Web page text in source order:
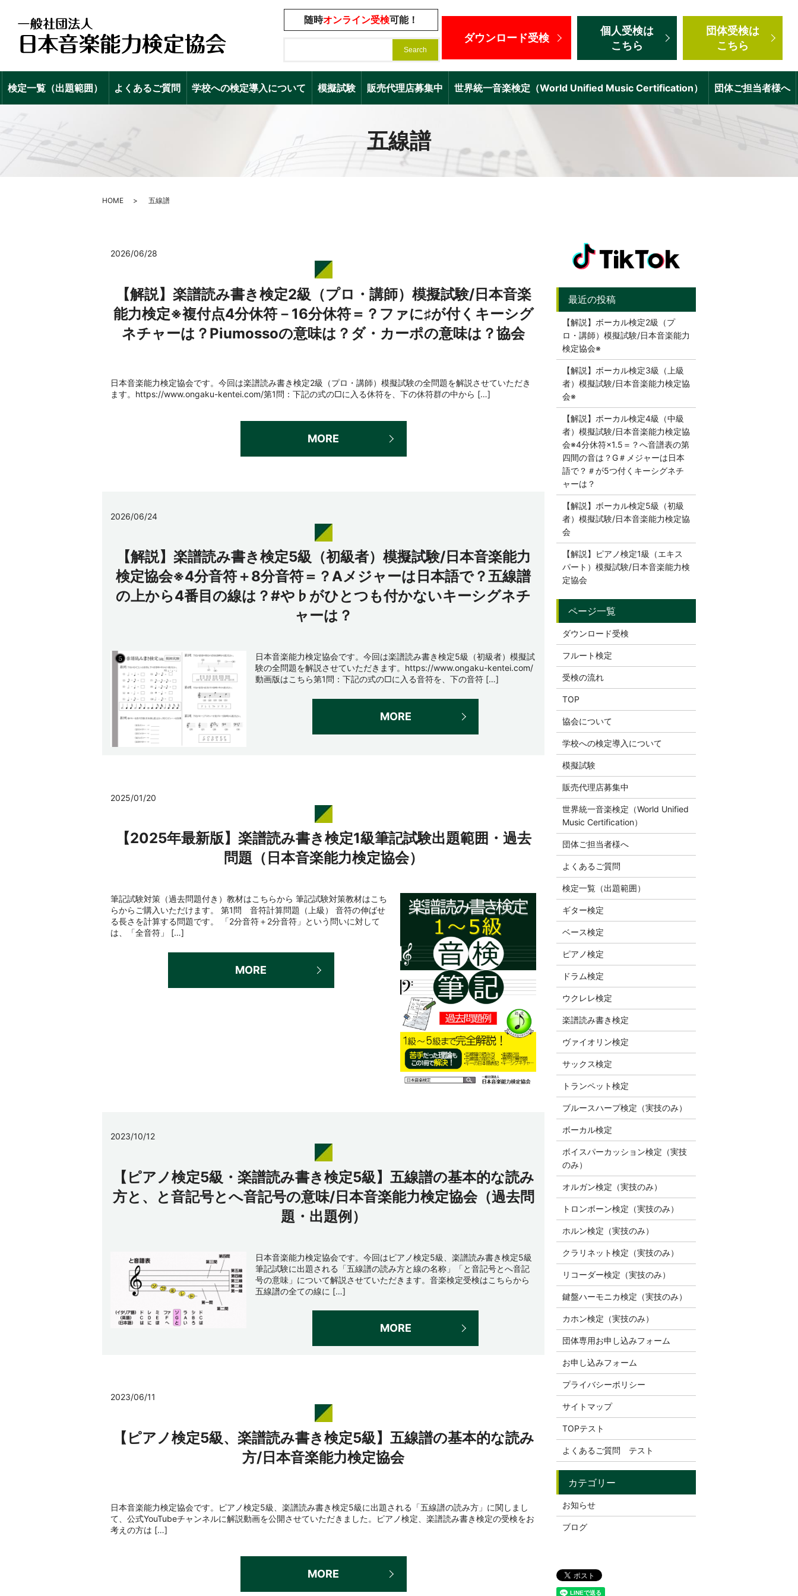
随時オンライン受検可能！
ダウンロード受検
個人受検は
こちら
団体受検は
こちら
検定一覧（出題範囲） よくあるご質問 学校への検定導入について 模擬試験 販売代理店募集中 世界統一音楽検定（World Unified Music Certification） 団体ご担当者様へ
五線譜
HOME 五線譜
2026/06/28
【解説】楽譜読み書き検定2級（プロ・講師）模擬試験/日本音楽
能力検定※複付点4分休符－16分休符＝？ファに♯が付くキーシグ
ネチャーは？Piumossoの意味は？ダ・カーポの意味は？協会
日本音楽能力検定協会です。今回は楽譜読み書き検定2級（プロ・講師）模擬試験の全問題を解説させていただき
ます。https://www.ongaku-kentei.com/第1問：下記の式の□に入る休符を、下の休符群の中から […]
MORE
2026/06/24
【解説】楽譜読み書き検定5級（初級者）模擬試験/日本音楽能力
検定協会※4分音符＋8分音符＝？Aメジャーは日本語で？五線譜
の上から4番目の線は？#や♭がひとつも付かないキーシグネチ
ャーは？
日本音楽能力検定協会です。今回は楽譜読み書き検定5級（初級者）模擬試
験の全問題を解説させていただきます。https://www.ongaku-kentei.com/
動画版はこちら第1問：下記の式の□に入る音符を、下の音符 […]
MORE
2025/01/20
【2025年最新版】楽譜読み書き検定1級筆記試験出題範囲・過去
問題（日本音楽能力検定協会）
筆記試験対策（過去問題付き）教材はこちらから 筆記試験対策教材はこち
らからご購入いただけます。 第1問 音符計算問題（上級） 音符の伸ばせ
る長さを計算する問題です。 「2分音符＋2分音符」という問いに対して
は、「全音符」 […]
MORE
2023/10/12
【ピアノ検定5級・楽譜読み書き検定5級】五線譜の基本的な読み
方と、と音記号とへ音記号の意味/日本音楽能力検定協会（過去問
題・出題例）
日本音楽能力検定協会です。今回はピアノ検定5級、楽譜読み書き検定5級
筆記試験に出題される「五線譜の読み方と線の名称」「と音記号とへ音記
号の意味」について解説させていただきます。音楽検定受検はこちらから
五線譜の全ての線に […]
MORE
2023/06/11
【ピアノ検定5級、楽譜読み書き検定5級】五線譜の基本的な読み
方/日本音楽能力検定協会
日本音楽能力検定協会です。ピアノ検定5級、楽譜読み書き検定5級に出題される「五線譜の読み方」に関しまし
て、公式YouTubeチャンネルに解説動画を公開させていただきました。ピアノ検定、楽譜読み書き検定の受検をお
考えの方は […]
MORE
【解説】ボーカル検定2級（プ
ロ・講師）模擬試験/日本音楽能力
検定協会※
【解説】ボーカル検定3級（上級
者）模擬試験/日本音楽能力検定協
会※
【解説】ボーカル検定4級（中級
者）模擬試験/日本音楽能力検定協
会※4分休符×1.5＝？へ音譜表の第
四間の音は？G＃メジャーは日本
語で？＃が5つ付くキーシグネチ
ャーは？
【解説】ボーカル検定5級（初級
者）模擬試験/日本音楽能力検定協
会
【解説】ピアノ検定1級（エキス
パート）模擬試験/日本音楽能力検
定協会
ダウンロード受検
フルート検定
受検の流れ
TOP
協会について
学校への検定導入について
模擬試験
販売代理店募集中
世界統一音楽検定（World Unified
Music Certification）
団体ご担当者様へ
よくあるご質問
検定一覧（出題範囲）
ギター検定
ベース検定
ピアノ検定
ドラム検定
ウクレレ検定
楽譜読み書き検定
ヴァイオリン検定
サックス検定
トランペット検定
ブルースハープ検定（実技のみ）
ボーカル検定
ボイスパーカッション検定（実技
のみ）
オルガン検定（実技のみ）
トロンボーン検定（実技のみ）
ホルン検定（実技のみ）
クラリネット検定（実技のみ）
リコーダー検定（実技のみ）
鍵盤ハーモニカ検定（実技のみ）
カホン検定（実技のみ）
団体専用お申し込みフォーム
お申し込みフォーム
プライバシーポリシー
サイトマップ
TOPテスト
よくあるご質問 テスト
お知らせ
ブログ